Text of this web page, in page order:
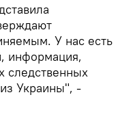
У нас есть
информация,
следственных
Украины", -